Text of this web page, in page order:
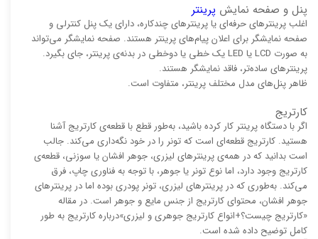
پنل و صفحه نمایش پرینتر
اغلب پرینترهای حرفه‌ای یا پرینترهای چندکاره، دارای یک پنل کنترلی و
صفحه نمایشگر برای اعلان پیام‌های پرینتر هستند. صفحه نمایشگر می‌تواند
به صورت LCD یا LED یک خطی یا دوخطی در بدنه‌ی پرینتر، جای بگیرد.
پرینترهای ساده‌تر، فاقد نمایشگر هستند.
ظاهر پنل‌های مدل مختلف پرینتر، متفاوت است.
کارتریج
اگر با دستگاه پرینتر کار کرده باشید، به‌طور قطع با قطعه‌ی کارتریج آشنا
هستید. کارتریج قطعه‌ای است که تونر را در خود نگه‌داری می‌کند. جالب
است بدانید که در همه‌ی پرینترهای لیزری، جوهر افشان یا سوزنی، قطعه‌ی
کارتریج وجود دارد، اما نوع تونر یا جوهر، با توجه به فناوری چاپ، فرق
می‌کند. به‌طوری که در پرینترهای لیزری، تونر پودری بوده اما در پرینترهای
جوهر افشان، محتوای کارتریج از جنس مایع و جوهر است. در مقاله
«کارتریج چیست؟+انواع کارتریج جوهری و لیزری»درباره کارتریج به طور
کامل توضیح داده شده است.